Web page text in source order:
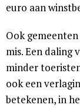
euro aan
Ook
mis. Een
minder
ook een
betekenen, in